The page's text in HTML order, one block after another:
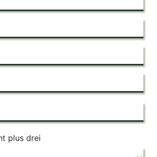
plus drei